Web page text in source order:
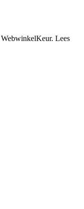
WebwinkelKeur. Lees